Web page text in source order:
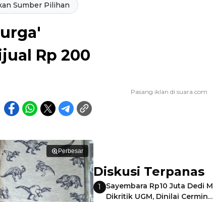
Sumber Pilihan
Rp 200
Perbesar
Diskusi Terpanas
1
Sayembara Rp10 Juta Dedi
Dikritik UGM, Dinilai Cermin